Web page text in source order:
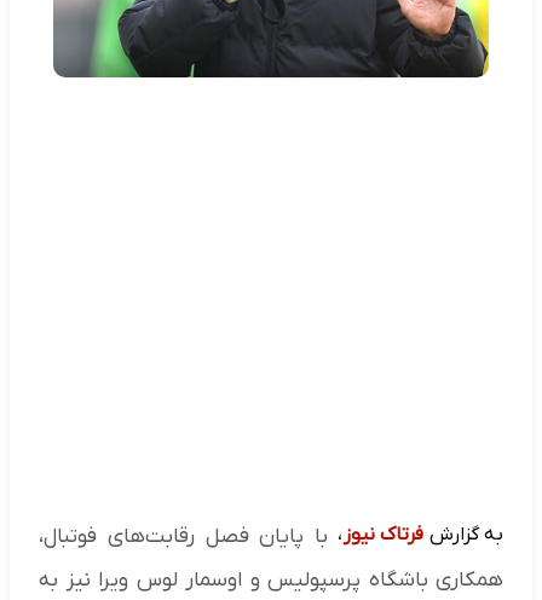
به گزارش فرتاک نیوز ، با پایان فصل رقابت‌های فوتبال،
همکاری باشگاه پرسپولیس و اوسمار لوس ویرا نیز به